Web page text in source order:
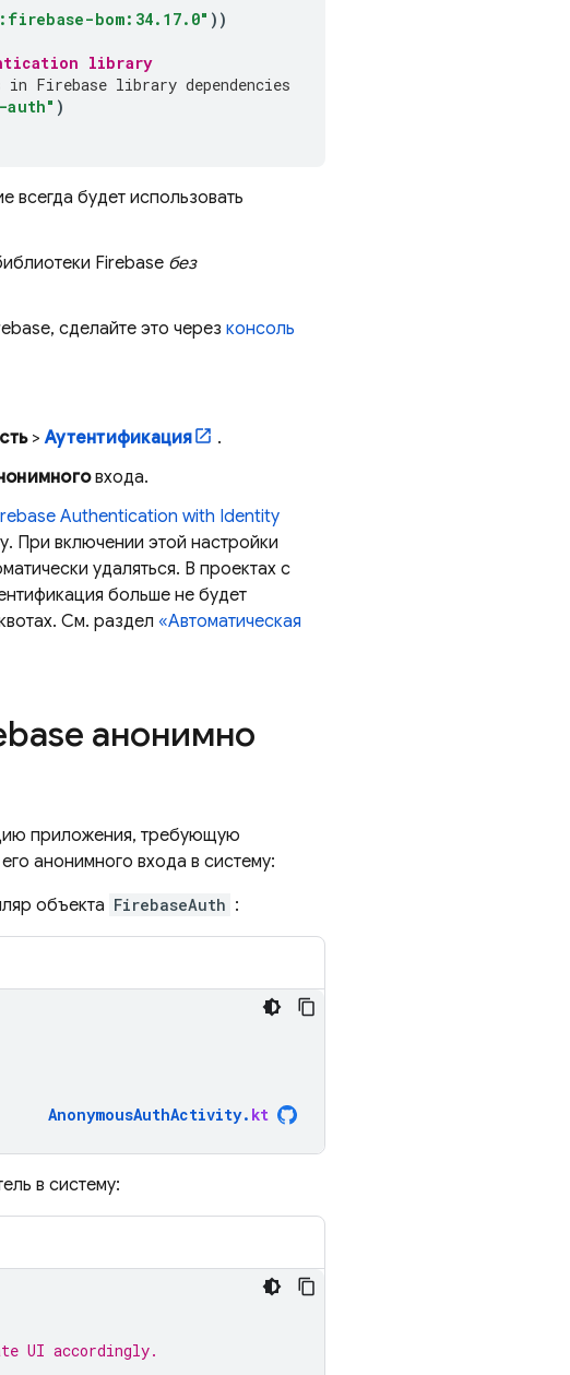
bom:34.17.0" ))
library
Firebase library dependencies
)
всегда будет использовать
Firebase без
сделайте это через консоль
>Аутентификация
.
входа.
Authentication with Identity
При включении этой настройки
удаляться. В проектах с
больше не будет
См. раздел «Автоматическая
анонимно
приложения, требующую
анонимного входа в систему:
объекта FirebaseAuth :
AnonymousAuthActivity. kt
в систему:
UI accordingly.